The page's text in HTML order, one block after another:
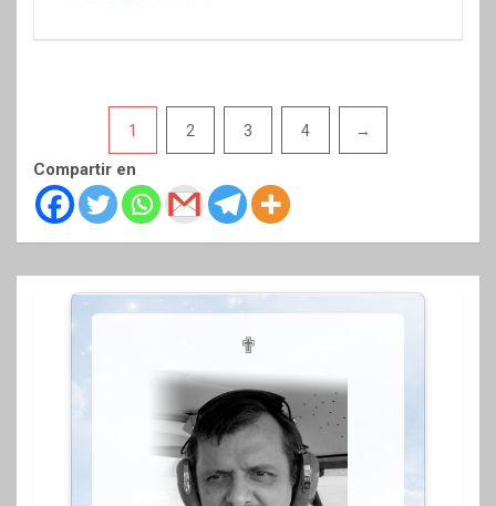
Pagination
1 2 3 4 →
Compartir en
✟